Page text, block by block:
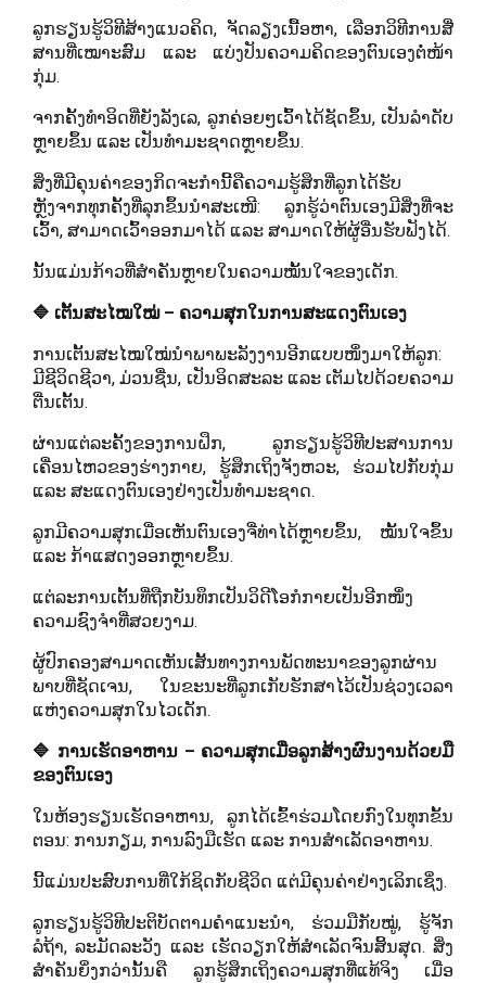
ລູກຮຽນຮູ້ວິທີສ້າງແນວຄິດ, ຈັດລຽງເນື້ອຫາ, ເລືອກວິທີການສື່
ສານທີ່ເໝາະສົມ ແລະ ແບ່ງປັນຄວາມຄິດຂອງຕົນເອງຕໍ່ໜ້າ
ກຸ່ມ.
ຈາກຄັ້ງທຳອິດທີ່ຍັງລັງເລ, ລູກຄ່ອຍໆເວົ້າໄດ້ຊັດຂຶ້ນ, ເປັນລຳດັບ
ຫຼາຍຂຶ້ນ ແລະ ເປັນທຳມະຊາດຫຼາຍຂຶ້ນ.
ສິ່ງທີ່ມີຄຸນຄ່າຂອງກິດຈະກຳນີ້ຄືຄວາມຮູ້ສຶກທີ່ລູກໄດ້ຮັບ
ຫຼັງຈາກທຸກຄັ້ງທີ່ລຸກຂຶ້ນນຳສະເໜີ: ລູກຮູ້ວ່າຕົນເອງມີສິ່ງທີ່ຈະ
ເວົ້າ, ສາມາດເວົ້າອອກມາໄດ້ ແລະ ສາມາດໃຫ້ຜູ້ອື່ນຮັບຟັງໄດ້.
ນັ້ນແມ່ນກ້າວທີ່ສຳຄັນຫຼາຍໃນຄວາມໝັ້ນໃຈຂອງເດັກ.
🔷 ເຕັ້ນສະໄໝໃໝ່ – ຄວາມສຸກໃນການສະແດງຕົນເອງ
ການເຕັ້ນສະໄໝໃໝ່ນຳພາພະລັງງານອີກແບບໜຶ່ງມາໃຫ້ລູກ:
ມີຊີວິດຊີວາ, ມ່ວນຊື່ນ, ເປັນອິດສະລະ ແລະ ເຕັມໄປດ້ວຍຄວາມ
ຕື່ນເຕັ້ນ.
ຜ່ານແຕ່ລະຄັ້ງຂອງການຝຶກ, ລູກຮຽນຮູ້ວິທີປະສານການ
ເຄື່ອນໄຫວຂອງຮ່າງກາຍ, ຮູ້ສຶກເຖິງຈັງຫວະ, ຮ່ວມໄປກັບກຸ່ມ
ແລະ ສະແດງຕົນເອງຢ່າງເປັນທຳມະຊາດ.
ລູກມີຄວາມສຸກເມື່ອເຫັນຕົນເອງຈື່ທ່າໄດ້ຫຼາຍຂຶ້ນ, ໝັ້ນໃຈຂຶ້ນ
ແລະ ກ້າແສດງອອກຫຼາຍຂຶ້ນ.
ແຕ່ລະການເຕັ້ນທີ່ຖືກບັນທຶກເປັນວິດີໂອກໍກາຍເປັນອີກໜຶ່ງ
ຄວາມຊົງຈຳທີ່ສວຍງາມ.
ຜູ້ປົກຄອງສາມາດເຫັນເສັ້ນທາງການພັດທະນາຂອງລູກຜ່ານ
ພາບທີ່ຊັດເຈນ, ໃນຂະນະທີ່ລູກເກັບຮັກສາໄວ້ເປັນຊ່ວງເວລາ
ແຫ່ງຄວາມສຸກໃນໄວເດັກ.
🔷 ການເຮັດອາຫານ – ຄວາມສຸກເມື່ອລູກສ້າງຜົນງານດ້ວຍມື
ຂອງຕົນເອງ
ໃນຫ້ອງຮຽນເຮັດອາຫານ, ລູກໄດ້ເຂົ້າຮ່ວມໂດຍກົງໃນທຸກຂັ້ນ
ຕອນ: ການກຽມ, ການລົງມືເຮັດ ແລະ ການສຳເລັດອາຫານ.
ນີ້ແມ່ນປະສົບການທີ່ໃກ້ຊິດກັບຊີວິດ ແຕ່ມີຄຸນຄ່າຢ່າງເລິກເຊິ່ງ.
ລູກຮຽນຮູ້ວິທີປະຕິບັດຕາມຄຳແນະນຳ, ຮ່ວມມືກັບໝູ່, ຮູ້ຈັກ
ລໍຖ້າ, ລະມັດລະວັງ ແລະ ເຮັດວຽກໃຫ້ສຳເລັດຈົນສິ້ນສຸດ. ສິ່ງ
ສຳຄັນຍິ່ງກວ່ານັ້ນຄື ລູກຮູ້ສຶກເຖິງຄວາມສຸກທີ່ແທ້ຈິງ ເມື່ອ